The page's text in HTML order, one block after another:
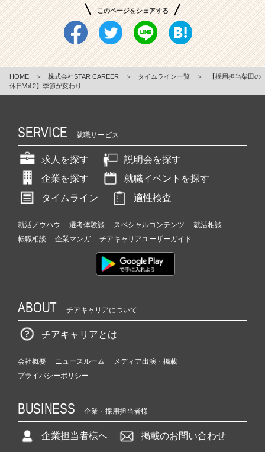
このページをシェアする
HOME ＞ 株式会社STAR CAREER ＞ タイムライン一覧 ＞
【採用担当柴田の
休日Vol.2】季節が変わり…
SERVICE 就職サービス
求人を探す
説明会を探す
企業を探す
就職イベントを探す
タイムライン
適性検査
就活ノウハウ 選考体験談 スペシャルコンテンツ
就活相談
転職相談
企業マンガ チアキャリアユーザーガイド
ABOUT チアキャリアについて
チアキャリアとは
会社概要 ニュースルーム
メディア出演・掲載
プライバシーポリシー
BUSINESS 企業・採用担当者様
企業担当者様へ 掲載のお問い合わせ